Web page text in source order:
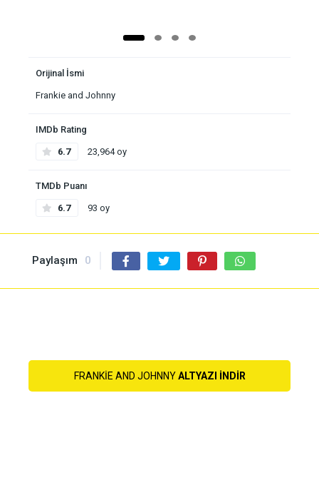
Orijinal İsmi
Frankie and Johnny
IMDb Rating
6.7 23,964 oy
TMDb Puanı
6.7 93 oy
Paylaşım 0
FRANKIE AND JOHNNYALTYAZI INDIR